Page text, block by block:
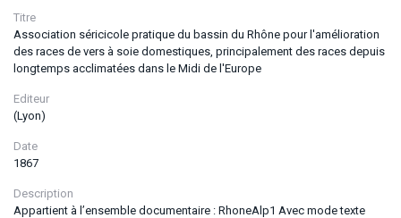
Titre
Association séricicole pratique du bassin du Rhône pour l'amélioration
des races de vers à soie domestiques, principalement des races depuis
longtemps acclimatées dans le Midi de l'Europe
Editeur
(Lyon)
Date
1867
Description
Appartient à l’ensemble documentaire : RhoneAlp1 Avec mode texte